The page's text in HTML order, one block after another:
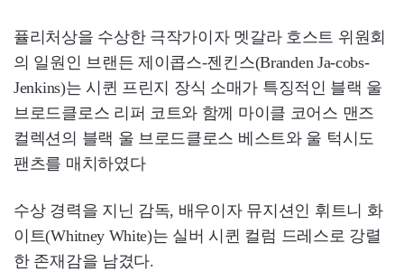
퓰리처상을 수상한 극작가이자 멧갈라 호스트 위원회
의 일원인 브랜든 제이콥스-젠킨스(Branden Ja-cobs-
Jenkins)는 시퀸 프린지 장식 소매가 특징적인 블랙 울
브로드클로스 리퍼 코트와 함께 마이클 코어스 맨즈
컬렉션의 블랙 울 브로드클로스 베스트와 울 턱시도
팬츠를 매치하였다
수상 경력을 지닌 감독, 배우이자 뮤지션인 휘트니 화
이트(Whitney White)는 실버 시퀸 컬럼 드레스로 강렬
한 존재감을 남겼다.